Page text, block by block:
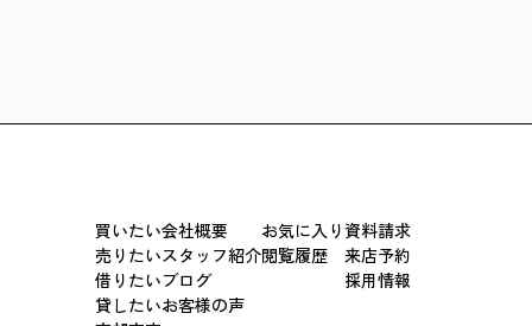
買いたい
売りたい
借りたい
貸したい
会社概要
スタッフ紹介
ブログ
お客様の声
お気に入り
閲覧履歴
資料請求
来店予約
採用情報